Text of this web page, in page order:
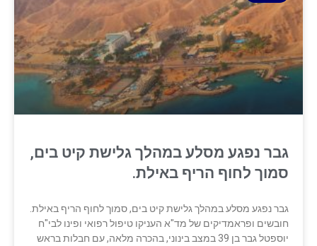
גבר נפגע מסלע במהלך גלישת קיט בים,
סמוך לחוף הריף באילת.
גבר נפגע מסלע במהלך גלישת קיט בים, סמוך לחוף הריף באילת.
חובשים ופראמדיקים של מד"א העניקו טיפול רפואי ופינו לבי"ח
יוספטל גבר בן 39 במצב בינוני, בהכרה מלאה, עם חבלות בראש